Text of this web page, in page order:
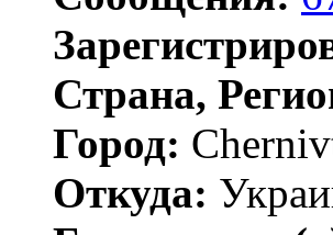
Страна,
Город:
Откуда: